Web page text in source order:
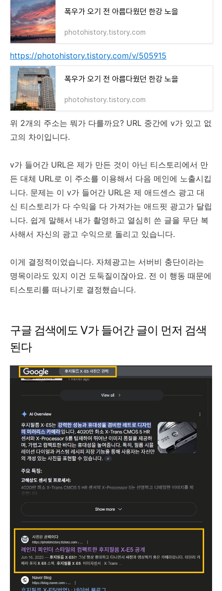
폭우가 오기 전 아름다웠던 한강 노을
photohistory.tistory.com
https://photohistory.tistory.com/v/505915
폭우가 오기 전 아름다웠던 한강 노을
photohistory.tistory.com
위 2개의 주소는 뭐가 다를까요? URL 중간에 v가 있고 없
고의 차이입니다.
v가 들어간 URL은 제가 만든 것이 아닌 티스토리에서 만
든 대체 URL로 이 주소를 이용해서 다음 메인에 노출시킵
니다. 문제는 이 v가 들어간 URL은 제 애드센스 광고 대
신 티스토리가 다 수익을 다 가져가는 애드핏 광고가 달립
니다. 쉽게 말해서 내가 촬영하고 열심히 쓴 글을 무단 복
사해서 자신의 광고 수익으로 돌리고 있습니다.
이게 결정적이었습니다. 자체광고는 서버비 충단이라는
명목이라도 있지 이건 도둑질이잖아요. 전 이 행동 때문에
티스토리를 떠나기로 결정했습니다.
구글 검색에도 V가 들어간 글이 먼저 검색
된다